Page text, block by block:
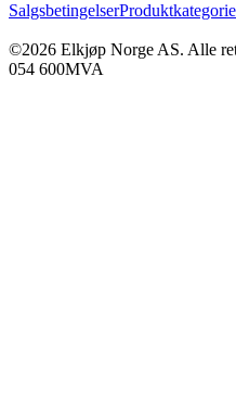
Salgsbetingelser
©2026 Elkjøp Norge AS. Alle
054 600MVA